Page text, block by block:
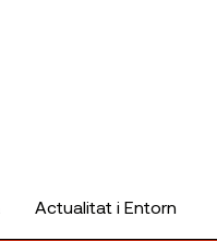
Actualitat i Entorn